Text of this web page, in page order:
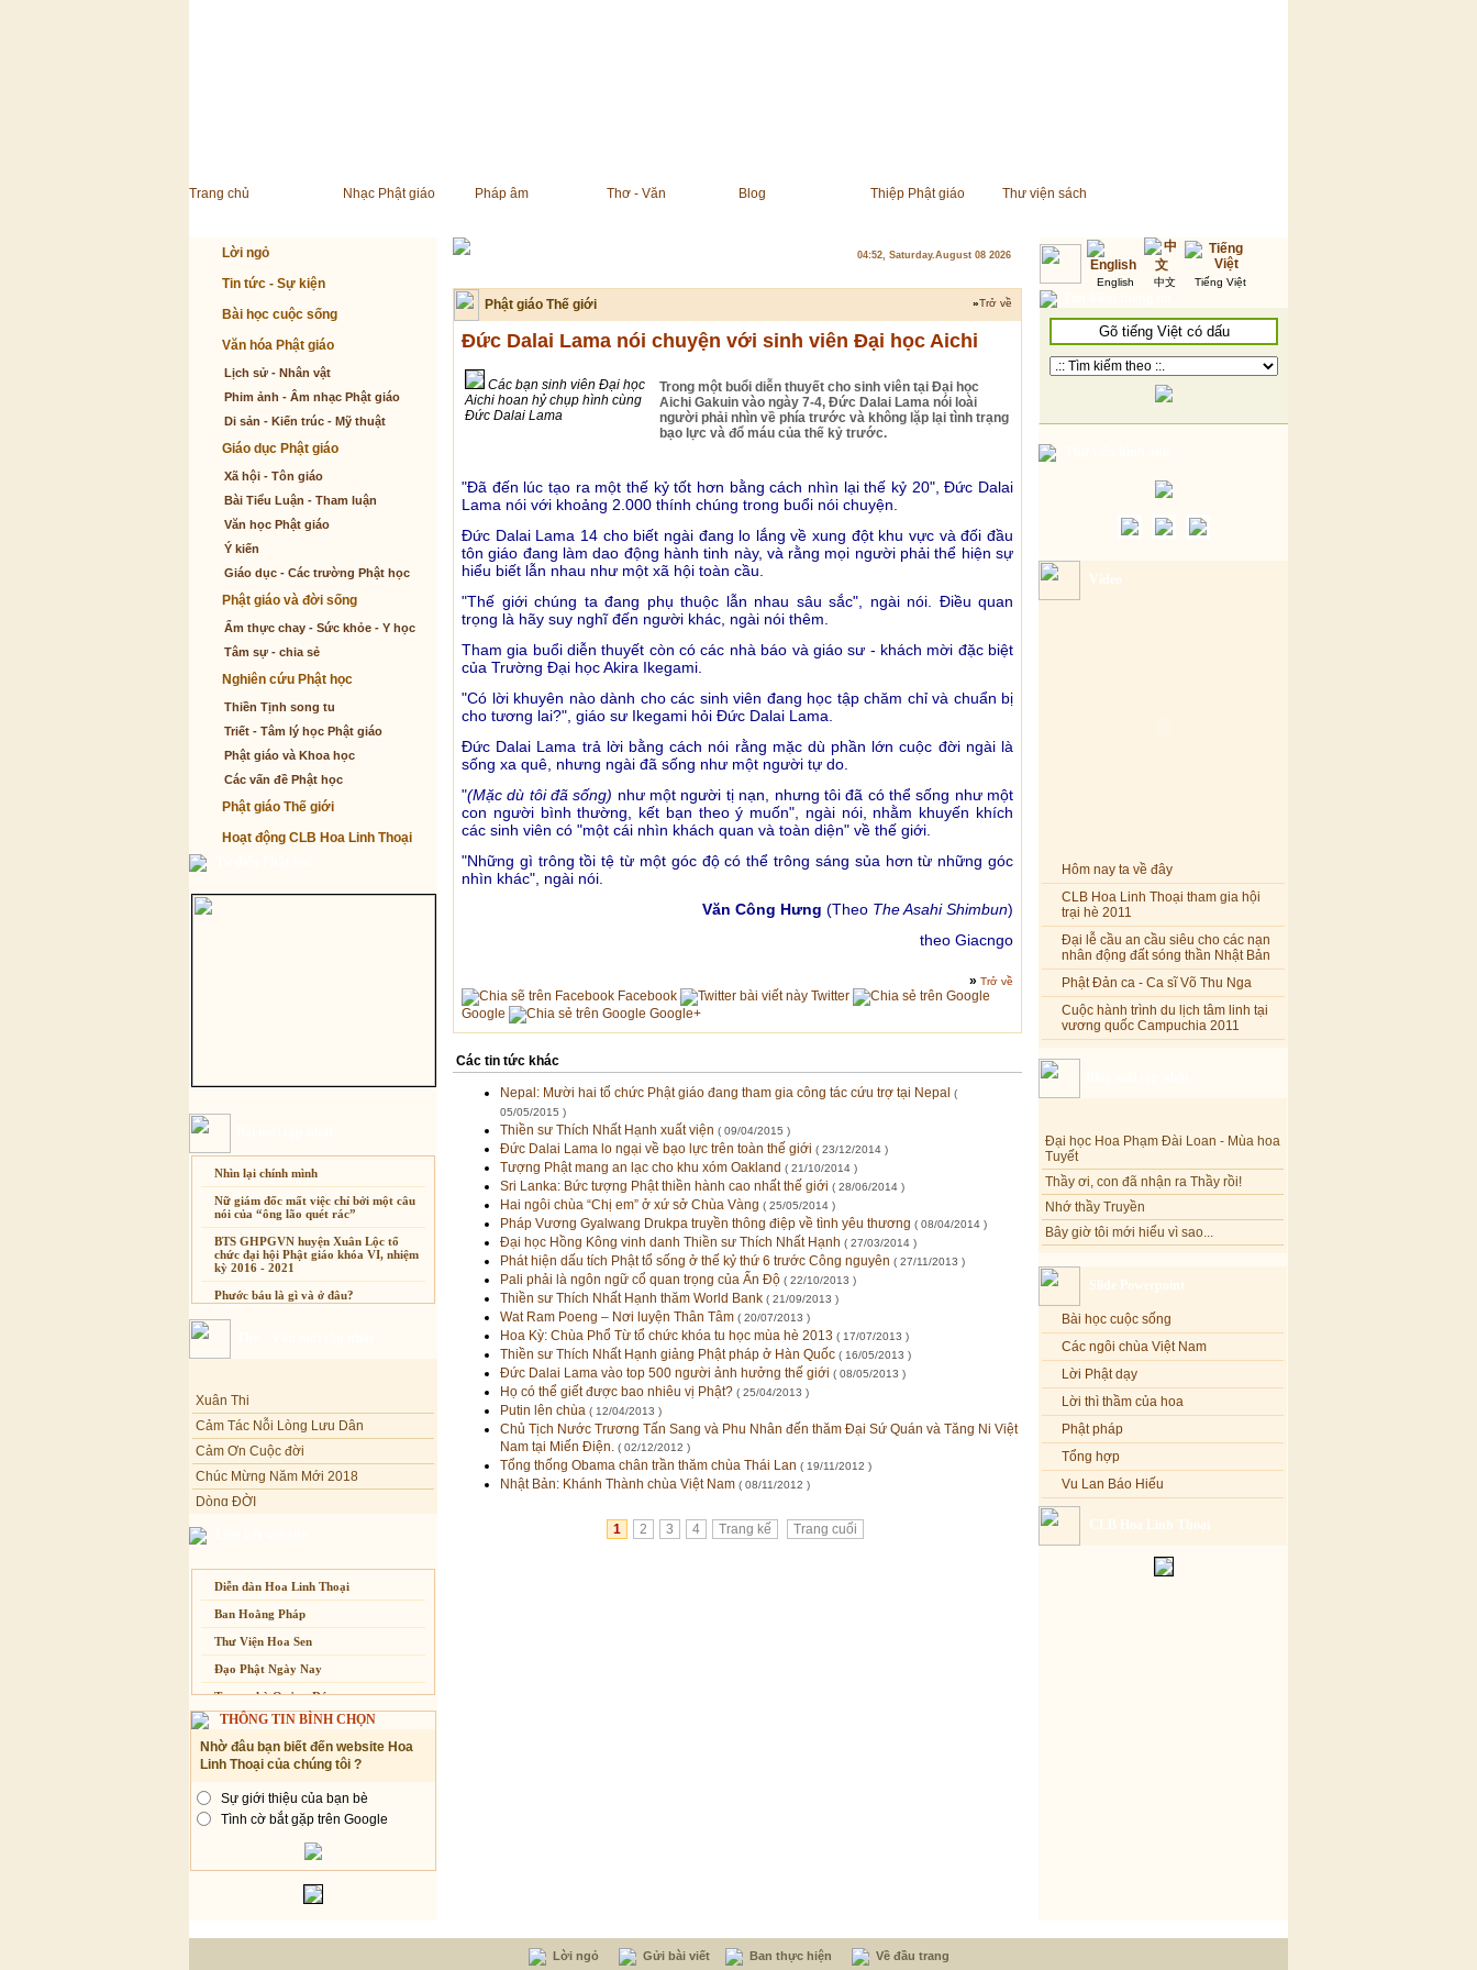
Trang chủ Nhạc Phật giáo Pháp âm Thơ - Văn Blog Thiệp Phật giáo Thư viện sách
Lời ngỏ
Tin tức - Sự kiện
Bài học cuộc sống
Văn hóa Phật giáo
Lịch sử - Nhân vật
Phim ảnh - Âm nhạc Phật giáo
Di sản - Kiến trúc - Mỹ thuật
Giáo dục Phật giáo
Xã hội - Tôn giáo
Bài Tiểu Luận - Tham luận
Văn học Phật giáo
Ý kiến
Giáo dục - Các trường Phật học
Phật giáo và đời sống
Ẩm thực chay - Sức khỏe - Y học
Tâm sự - chia sẻ
Nghiên cứu Phật học
Thiền Tịnh song tu
Triết - Tâm lý học Phật giáo
Phật giáo và Khoa học
Các vấn đề Phật học
Phật giáo Thế giới
Hoạt động CLB Hoa Linh Thoại
Nhìn lại chính mình
Nữ giám đốc mất việc chỉ bởi một câu
nói của “ông lão quét rác”
BTS GHPGVN huyện Xuân Lộc tổ
chức đại hội Phật giáo khóa VI, nhiệm
kỳ 2016 - 2021
Phước báu là gì và ở đâu?
Sự thương-ghét của con người
Nỗi lòng của các bệnh nhân nghèo
An Giang: Tịnh thất Quy Nguyên
phát quà từ thiện tại xã Cư Yang
Tịnh xá Ngọc Đăng khai giảng Thiền
dành cho Người bận rộn
Xuân Thi
Cảm Tác Nỗi Lòng Lưu Dân
Cảm Ơn Cuộc đời
Chúc Mừng Năm Mới 2018
Dòng ĐỜI
Chuông Ngân
Kính mừng Phật Đản
Anh không chết đâu em
Kiếp này
Diễn đàn Hoa Linh Thoại
Ban Hoằng Pháp
Thư Viện Hoa Sen
Đạo Phật Ngày Nay
Trang nhà Quảng Đức
Báo Giác Ngộ
Vesak 2014
THÔNG TIN BÌNH CHỌN
Nhờ đâu bạn biết đến website Hoa
Linh Thoại của chúng tôi ?
Sự giới thiệu của bạn bè
Tình cờ bắt gặp trên Google
04:52, Saturday.August 08 2026
Phật giáo Thế giới »Trở về
Đức Dalai Lama nói chuyện với sinh viên Đại học Aichi
Các bạn sinh viên Đại học
Aichi hoan hỷ chụp hình cùng
Đức Dalai Lama
Trong một buổi diễn thuyết cho sinh viên tại Đại học
Aichi Gakuin vào ngày 7-4, Đức Dalai Lama nói loài
người phải nhìn về phía trước và không lặp lại tình trạng
bạo lực và đổ máu của thế kỷ trước.
"Đã đến lúc tạo ra một thế kỷ tốt hơn bằng cách nhìn lại thế kỷ 20", Đức Dalai
Lama nói với khoảng 2.000 thính chúng trong buổi nói chuyện.
Đức Dalai Lama 14 cho biết ngài đang lo lắng về xung đột khu vực và đối đầu
tôn giáo đang làm dao động hành tinh này, và rằng mọi người phải thể hiện sự
hiểu biết lẫn nhau như một xã hội toàn cầu.
"Thế giới chúng ta đang phụ thuộc lẫn nhau sâu sắc", ngài nói. Điều quan
trọng là hãy suy nghĩ đến người khác, ngài nói thêm.
Tham gia buổi diễn thuyết còn có các nhà báo và giáo sư - khách mời đặc biệt
của Trường Đại học Akira Ikegami.
"Có lời khuyên nào dành cho các sinh viên đang học tập chăm chỉ và chuẩn bị
cho tương lai?", giáo sư Ikegami hỏi Đức Dalai Lama.
Đức Dalai Lama trả lời bằng cách nói rằng mặc dù phần lớn cuộc đời ngài là
sống xa quê, nhưng ngài đã sống như một người tự do.
"(Mặc dù tôi đã sống) như một người tị nạn, nhưng tôi đã có thể sống như một
con người bình thường, kết bạn theo ý muốn", ngài nói, nhằm khuyến khích
các sinh viên có "một cái nhìn khách quan và toàn diện" về thế giới.
"Những gì trông tồi tệ từ một góc độ có thể trông sáng sủa hơn từ những góc
nhìn khác", ngài nói.
Văn Công Hưng (Theo The Asahi Shimbun)
theo Giacngo
» Trở về
Facebook
Twitter
Google
Google+
Các tin tức khác
Nepal: Mười hai tổ chức Phật giáo đang tham gia công tác cứu trợ tại Nepal (
05/05/2015 )
Thiền sư Thích Nhất Hạnh xuất viện ( 09/04/2015 )
Đức Dalai Lama lo ngại về bạo lực trên toàn thế giới ( 23/12/2014 )
Tượng Phật mang an lạc cho khu xóm Oakland ( 21/10/2014 )
Sri Lanka: Bức tượng Phật thiền hành cao nhất thế giới ( 28/06/2014 )
Hai ngôi chùa “Chị em” ở xứ sở Chùa Vàng ( 25/05/2014 )
Pháp Vương Gyalwang Drukpa truyền thông điệp về tình yêu thương ( 08/04/2014 )
Đại học Hồng Kông vinh danh Thiền sư Thích Nhất Hạnh ( 27/03/2014 )
Phát hiện dấu tích Phật tổ sống ở thế kỷ thứ 6 trước Công nguyên ( 27/11/2013 )
Pali phải là ngôn ngữ cổ quan trọng của Ấn Độ ( 22/10/2013 )
Thiền sư Thích Nhất Hạnh thăm World Bank ( 21/09/2013 )
Wat Ram Poeng – Nơi luyện Thân Tâm ( 20/07/2013 )
Hoa Kỳ: Chùa Phổ Từ tổ chức khóa tu học mùa hè 2013 ( 17/07/2013 )
Thiền sư Thích Nhất Hạnh giảng Phật pháp ở Hàn Quốc ( 16/05/2013 )
Đức Dalai Lama vào top 500 người ảnh hưởng thế giới ( 08/05/2013 )
Họ có thể giết được bao nhiêu vị Phật? ( 25/04/2013 )
Putin lên chùa ( 12/04/2013 )
Chủ Tịch Nước Trương Tấn Sang và Phu Nhân đến thăm Đại Sứ Quán và Tăng Ni Việt
Nam tại Miến Điện. ( 02/12/2012 )
Tổng thống Obama chân trần thăm chùa Thái Lan ( 19/11/2012 )
Nhật Bản: Khánh Thành chùa Việt Nam ( 08/11/2012 )
1 2 3 4 Trang kế Trang cuối
English 中文 Tiếng Việt
Video
Hôm nay ta về đây
CLB Hoa Linh Thoại tham gia hội
trại hè 2011
Đại lễ cầu an cầu siêu cho các nạn
nhân động đất sóng thần Nhật Bản
Phật Đản ca - Ca sĩ Võ Thu Nga
Cuộc hành trình du lịch tâm linh tại
vương quốc Campuchia 2011
Đại học Hoa Phạm Đài Loan - Mùa hoa
Tuyết
Thầy ơi, con đã nhận ra Thầy rồi!
Nhớ thầy Truyền
Bây giờ tôi mới hiểu vì sao...
Hoa tháng Năm
Cổ phần công đức
Đi tìm vũ khúc mùa hè
Mơ màng Phật dạy....
Lời thú tội của chị gái nhỏ nhen
Slide Powerpoint
Bài học cuộc sống
Các ngôi chùa Việt Nam
Lời Phật dạy
Lời thì thầm của hoa
Phật pháp
Tổng hợp
Vu Lan Báo Hiếu
CLB Hoa Linh Thoại
Lời ngỏ Gửi bài viết Ban thực hiện Về đầu trang